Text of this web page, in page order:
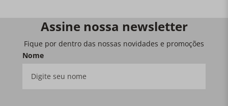
Assine nossa newsletter
Fique por dentro das nossas novidades e promoções
Nome